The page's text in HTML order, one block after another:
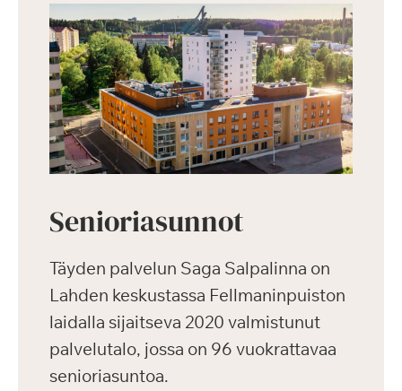
Senioriasunnot
Täyden palvelun Saga Salpalinna on
Lahden keskustassa Fellmaninpuiston
laidalla sijaitseva 2020 valmistunut
palvelutalo, jossa on 96 vuokrattavaa
senioriasuntoa.